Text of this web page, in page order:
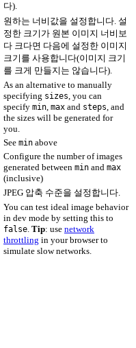
다).
원하는 너비값을 설정합니다. 설
정한 크기가 원본 이미지 너비보
다 크다면 다음에 설정한 이미지
크기를 사용합니다(이미지 크기
를 크게 만들지는 않습니다).
As an alternative to manually
specifying sizes, you can
specify min, max and steps, and
the sizes will be generated for
you.
See min above
Configure the number of images
generated between min and max
(inclusive)
JPEG 압축 수준을 설정합니다.
You can test ideal image behavior
in dev mode by setting this to
false. Tip: use network
throttling in your browser to
simulate slow networks.